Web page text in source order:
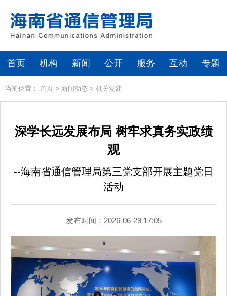
首页 机构 新闻 公开 服务 互动 专题
当前位置： 首页 > 新闻动态 > 机关党建
深学长远发展布局 树牢求真务实政绩
观
--海南省通信管理局第三党支部开展主题党日
活动
发布时间：2026-06-29 17:05